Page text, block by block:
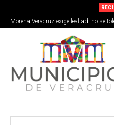
Morena Veracruz exige lealtad: no se
de